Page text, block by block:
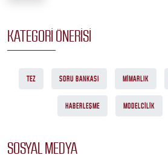
KATEGORI ÖNERISI
TEZ SORU BANKASI MIMARLIK
HABERLEŞME MODELCILIK
SOSYAL MEDYA